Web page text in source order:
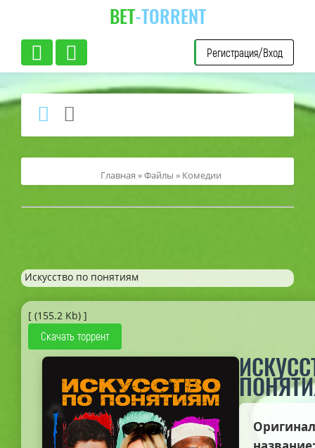
BET-TORRENT
Регистрация/Вход
Главная »Файлы » Комедии
Искусство по понятиям
[ (155.2 Kb) ]
Скачать торрент